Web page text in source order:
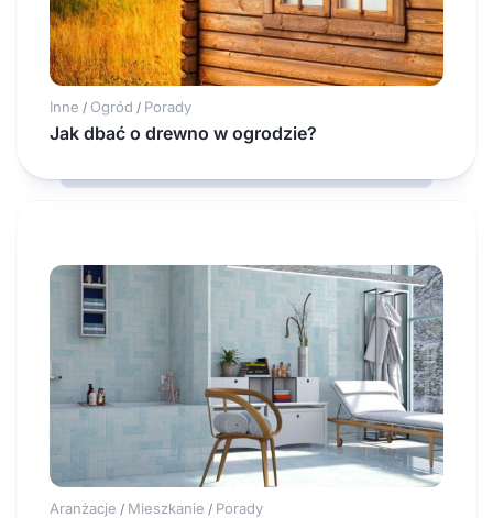
Inne / Ogród / Porady
Jak dbać o drewno w ogrodzie?
Aranżacje / Mieszkanie / Porady